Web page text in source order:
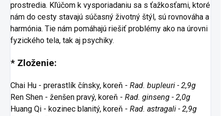
prostredia. Kľúčom k vysporiadaniu sa s ťažkosťami, ktoré
nám do cesty stavajú súčasný životný štýl, sú rovnováha a
harmónia. Tie nám pomáhajú riešiť problémy ako na úrovni
fyzického tela, tak aj psychiky.
* Zloženie:
Chai Hu - prerastlík čínsky, koreň - Rad. bupleuri - 2,9g
Ren Shen - ženšen pravý, koreň - Rad. ginseng - 2,0g
Huang Qi - kozinec blanitý, koreň - Rad. astragali - 2,9g